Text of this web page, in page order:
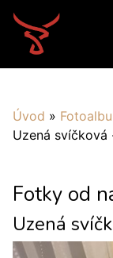
Úvod »
Uzená svíčková
Fotky od
Uzená